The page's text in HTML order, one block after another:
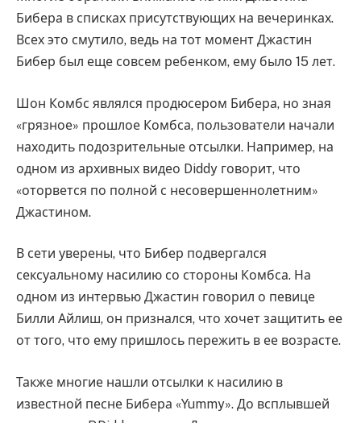
Бибера в списках присутствующих на вечеринках.
Всех это смутило, ведь на тот момент Джастин
Бибер был еще совсем ребенком, ему было 15 лет.
Шон Комбс являлся продюсером Бибера, но зная
«грязное» прошлое Комбса, пользователи начали
находить подозрительные отсылки. Например, на
одном из архивных видео Diddy говорит, что
«оторвется по полной с несовершеннолетним»
Джастином.
В сети уверены, что Бибер подвергался
сексуальному насилию со стороны Комбса. На
одном из интервью Джастин говорил о певице
Билли Айлиш, он признался, что хочет защитить ее
от того, что ему пришлось пережить в ее возрасте.
Также многие нашли отсылки к насилию в
известной песне Бибера «Yummy». До всплывшей